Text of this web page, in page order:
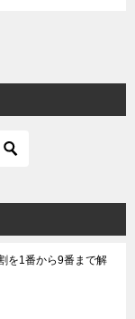
を1番から9番まで解